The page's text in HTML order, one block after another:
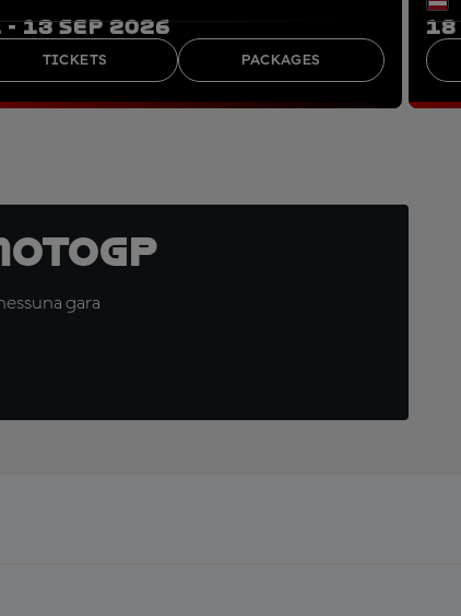
- 13 SEP 2026
TICKETS PACKAGES
18
gara